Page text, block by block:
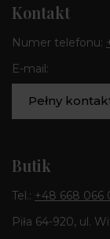
Kontakt
Numer telefonu:
E-mail:
Pełny
Butik
Tel.: +48 668 066
Piła 64-920, ul.